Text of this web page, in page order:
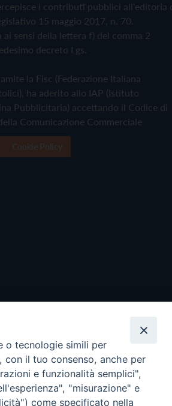
i contributi pubblici all'editoria
15 maggio 2017, n. 70.
ai sensi della lettera f) del comma 2
decreto Lgs.
la Fisc (Federazione Italiana
ha aderito allo IAP (Istituto
Pubblicitaria) accettando il Codice di
Comunicazione Commerciale
o tecnologie simili per
con il tuo consenso, anche per
e funzionalità semplici",
"misurazione" e
come specificato nella